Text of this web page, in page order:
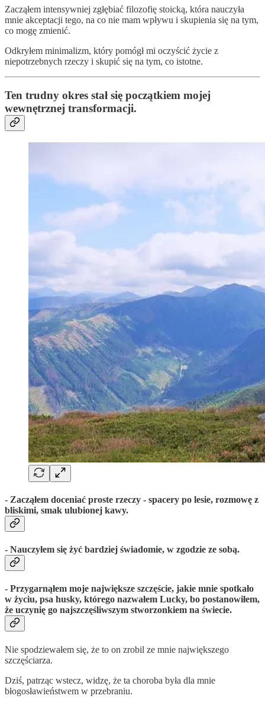
Zacząłem intensywniej zgłębiać filozofię stoicką, która nauczyła
mnie akceptacji tego, na co nie mam wpływu i skupienia się na tym,
co mogę zmienić.
Odkryłem minimalizm, który pomógł mi oczyścić życie z
niepotrzebnych rzeczy i skupić się na tym, co istotne.
Ten trudny okres stał się początkiem mojej
wewnętrznej transformacji.
- Zacząłem doceniać proste rzeczy - spacery po lesie, rozmowę z
bliskimi, smak ulubionej kawy.
- Nauczyłem się żyć bardziej świadomie, w zgodzie ze sobą.
- Przygarnąłem moje największe szczęście, jakie mnie spotkało
w życiu, psa husky, którego nazwałem Lucky, bo postanowiłem,
że uczynię go najszczęśliwszym stworzonkiem na świecie.
Nie spodziewałem się, że to on zrobil ze mnie największego
szczęściarza.
Dziś, patrząc wstecz, widzę, że ta choroba była dla mnie
błogosławieństwem w przebraniu.